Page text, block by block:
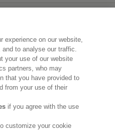
アカウント
花王について
experience on our website,
to analyse our traffic.
your use of our website
partners, who may
that you have provided to
from your use of their
if you agree with the use
customize your cookie